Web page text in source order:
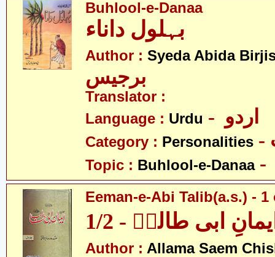
Buhlool-e-Danaa
Author : Syeda Abida
برجیس
Translator :
Language : Urdu
Category : Personalities
Topic : Buhlool-e-Danaa
Eeman-e-Abi Talib(a.s.) - 1
ابی طالبؑ - 1/2
Author : Allama Saem